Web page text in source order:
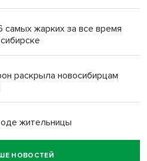
жарких за все время
раскрыла новосибирцам
жительницы
НОВОСТЕЙ